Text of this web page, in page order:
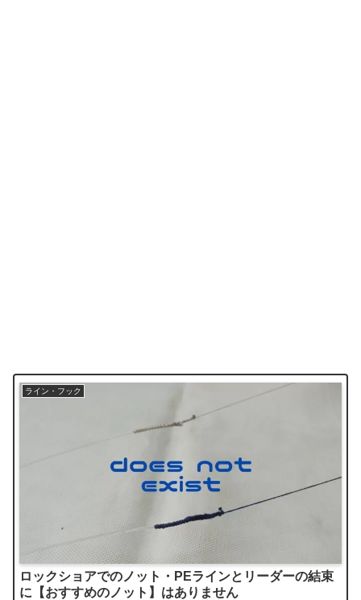
ライン・フック
ロックショアでのノット・PEラインとリーダーの結束
に【おすすめのノット】はありません